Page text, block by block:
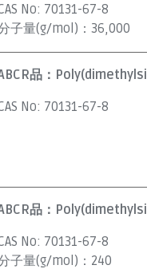
No: 70131-67-8
子量(g/mol)： 36,000
品：
No: 70131-67-8
品：
No: 70131-67-8
子量(g/mol)： 240